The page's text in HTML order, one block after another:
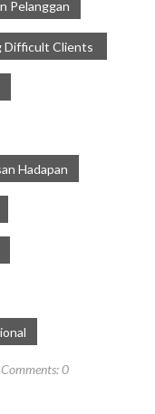
Pelanggan
Difficult Clients
Hadapan
Comments:0